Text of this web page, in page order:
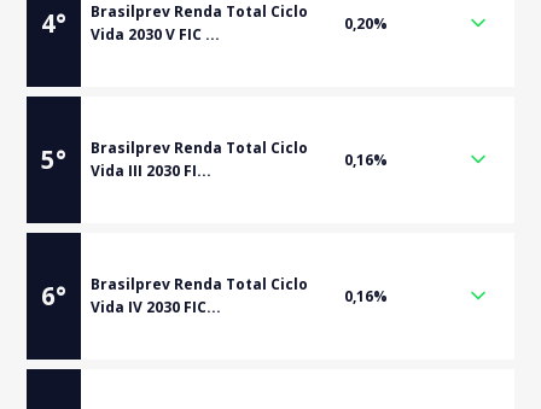
4°
Brasilprev Renda Total Ciclo
Vida 2030 V FIC ...
0,20%
5°
Brasilprev Renda Total Ciclo
Vida III 2030 FI...
0,16%
6°
Brasilprev Renda Total Ciclo
Vida IV 2030 FIC...
0,16%